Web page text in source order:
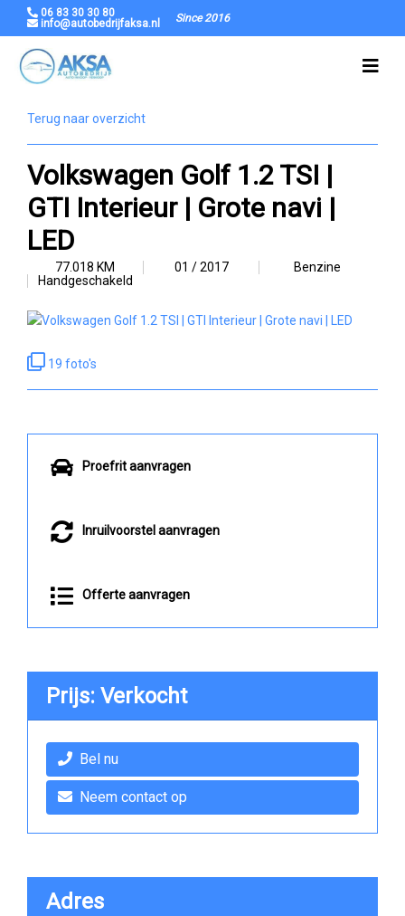
06 83 30 30 80
info@autobedrijfaksa.nl
Since 2016
Terug naar overzicht
Volkswagen Golf 1.2 TSI |
GTI Interieur | Grote navi |
LED
77.018 KM 01 / 2017
Benzine
Handgeschakeld
19 foto's
Proefrit aanvragen
Inruilvoorstel aanvragen
Offerte aanvragen
Prijs: Verkocht
Bel nu
Neem contact op
Adres